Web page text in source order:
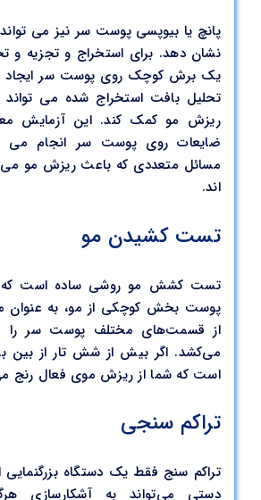
پانچ یا بیوپسی پوست سر نیز می
نشان دهد. برای استخراج و تجزیه و
یک برش کوچک روی پوست سر ایجاد
تحلیل بافت استخراج شده می
ریزش مو کمک کند. این آزمایش
ضایعات روی پوست سر انجام می
مسائل متعددی که باعث ریزش مو می
اند.
تست کشیدن مو
تست کشش مو روشی ساده است
از قسمت‌های مختلف پوست سر را
می‌کشد. اگر بیش از شش تار از بین
است که شما از ریزش موی فعال رنج
تراکم سنجی
تراکم سنج فقط یک دستگاه
دستی می‌تواند به آشکارسازی